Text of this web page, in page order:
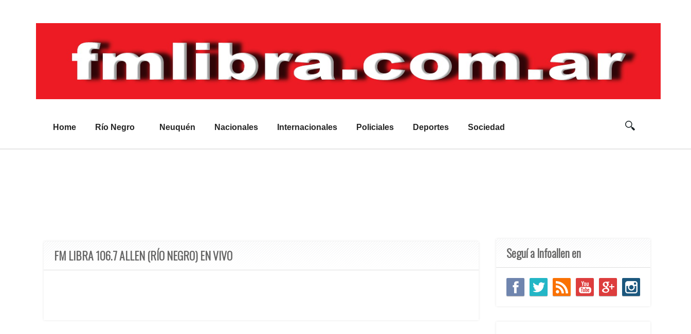
Home Río Negro Neuquén Nacionales Internacionales Policiales Deportes Sociedad
FM LIBRA 106.7 ALLEN (RÍO NEGRO) EN VIVO Seguí a Infoallen en